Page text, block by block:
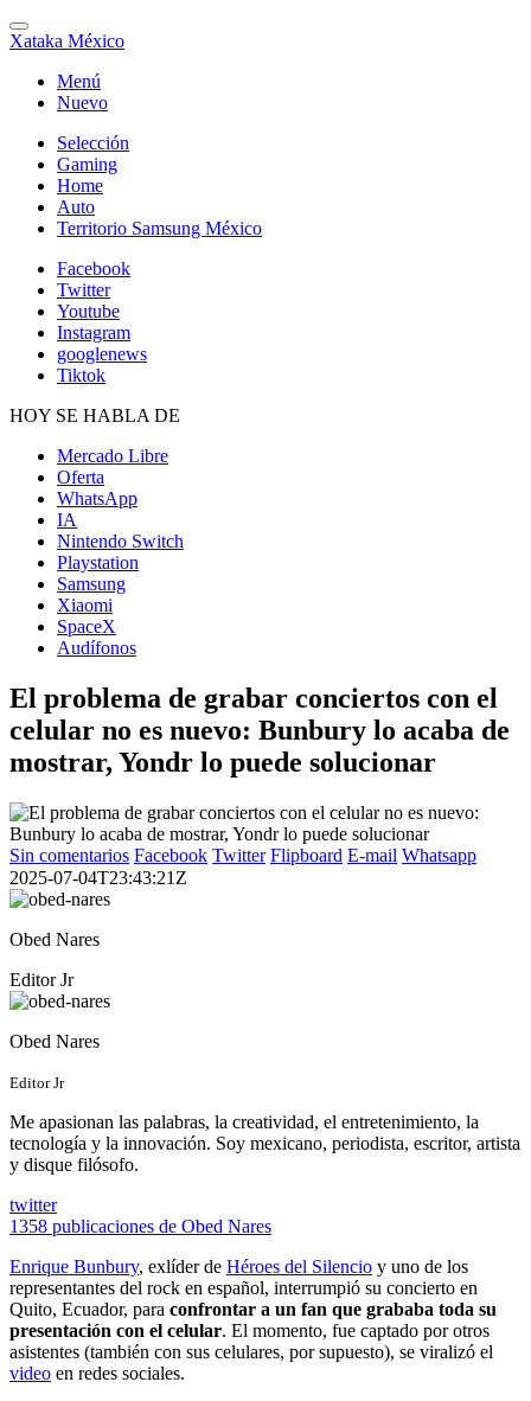
Xataka México
Menú
Nuevo
Selección
Gaming
Home
Auto
Territorio Samsung México
Facebook
Twitter
Youtube
Instagram
googlenews
Tiktok
HOY SE HABLA DE
Mercado Libre
Oferta
WhatsApp
IA
Nintendo Switch
Playstation
Samsung
Xiaomi
SpaceX
Audífonos
El problema de grabar conciertos con el
celular no es nuevo: Bunbury lo acaba de
mostrar, Yondr lo puede solucionar
Sin comentarios Facebook Twitter Flipboard E-mail Whatsapp
2025-07-04T23:43:21Z
Obed Nares
Editor Jr
Obed Nares
Editor Jr
Me apasionan las palabras, la creatividad, el entretenimiento, la
tecnología y la innovación. Soy mexicano, periodista, escritor, artista
y disque filósofo.
twitter
1358 publicaciones de Obed Nares
Enrique Bunbury, exlíder de Héroes del Silencio y uno de los
representantes del rock en español, interrumpió su concierto en
Quito, Ecuador, para confrontar a un fan que grababa toda su
presentación con el celular. El momento, fue captado por otros
asistentes (también con sus celulares, por supuesto), se viralizó el
video en redes sociales.